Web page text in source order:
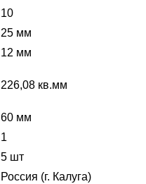
10
25 мм
12 мм
226,08 кв.мм
60 мм
1
5 шт
Россия (г. Калуга)